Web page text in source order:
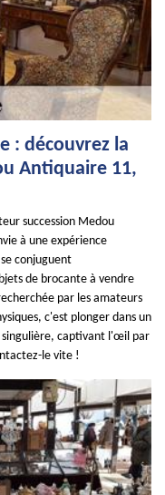
: découvrez la
Antiquaire 11,
succession Medou
à une expérience
conjuguent
de brocante à vendre
par les amateurs
c'est plonger dans un
singulière, captivant l'œil par
le vite !